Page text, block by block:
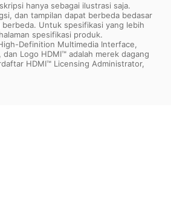
hanya sebagai ilustrasi saja.
dan tampilan dapat berbeda bedasar
berbeda. Untuk spesifikasi yang lebih
spesifikasi produk.
Definition Multimedia Interface,
dan Logo HDMI™ adalah merek dagang
HDMI™ Licensing Administrator,